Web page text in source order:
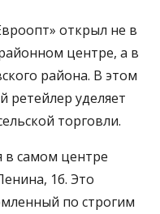
открыл не в
центре, а в
района. В этом
ретейлер уделяет
торговли.
в самом центре
1б. Это
по строгим